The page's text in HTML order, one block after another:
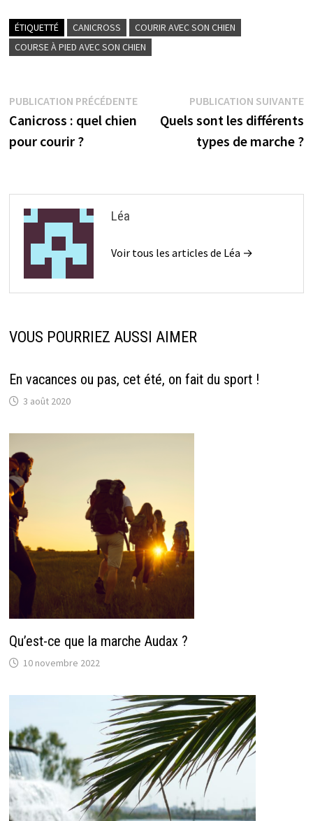
ÉTIQUETTÉ CANICROSS
COURIR AVEC SON CHIEN
COURSE À PIED AVEC SON CHIEN
Navigation
de
l’article
PUBLICATION PRÉCÉDENTEPublication
précédente :
Canicross : quel chien
pour courir ?
PUBLICATION SUIVANTE
Quels sont les différents
types de marche ?
Léa
Voir tous les articles de Léa →
VOUS POURRIEZ AUSSI AIMER
En vacances ou pas, cet été, on fait du sport !
3 août 2020
Qu’est-ce que la marche Audax ?
10 novembre 2022